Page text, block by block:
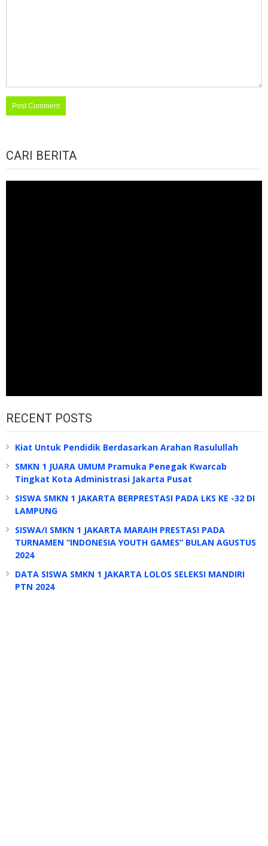
CARI BERITA
RECENT POSTS
Kiat Untuk Pendidik Berdasarkan Arahan Rasulullah
SMKN 1 JUARA UMUM Pramuka Penegak Kwarcab
Tingkat Kota Administrasi Jakarta Pusat
SISWA SMKN 1 JAKARTA BERPRESTASI PADA LKS KE -32 DI
LAMPUNG
SISWA/I SMKN 1 JAKARTA MARAIH PRESTASI PADA
TURNAMEN “INDONESIA YOUTH GAMES” BULAN AGUSTUS
2024
DATA SISWA SMKN 1 JAKARTA LOLOS SELEKSI MANDIRI
PTN 2024